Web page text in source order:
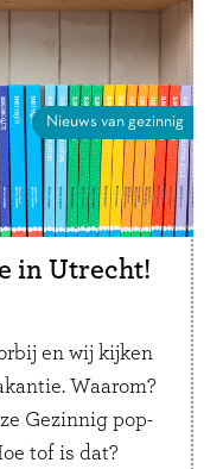
Nieuws van gezinnig
in Utrecht!
en wij kijken
Waarom?
Gezinnig pop-
tof is dat?